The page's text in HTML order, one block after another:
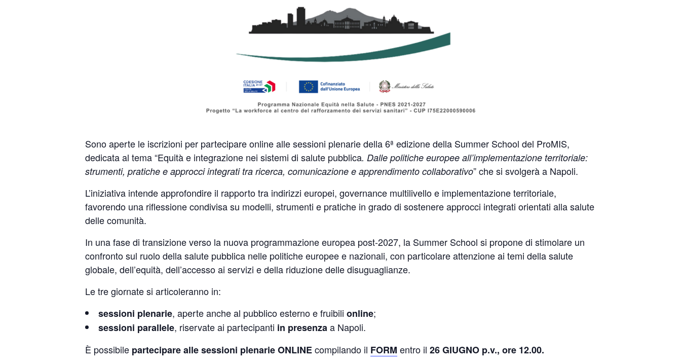
Sono aperte le iscrizioni per partecipare online alle sessioni plenarie della6ª edizione della Summer School del ProMIS,
dedicata al tema “Equità e integrazione nei sistemi di salute pubblica. Dalle politiche europee all’implementazione territoriale:
strumenti, pratiche e approcci integrati tra ricerca, comunicazione e apprendimento collaborativo” che si svolgerà a Napoli.
L’iniziativa intende approfondire il rapporto tra indirizzi europei, governance multilivello e implementazione territoriale,
favorendo una riflessione condivisa su modelli, strumenti e pratiche in grado di sostenere approcci integrati orientati alla salute
delle comunità.
In una fase di transizione verso la nuova programmazione europea post-2027, la Summer School si propone di stimolare un
confronto sul ruolo della salute pubblica nelle politiche europee e nazionali, con particolare attenzione ai temi della salute
globale, dell’equità, dell’accesso ai servizi e della riduzione delle disuguaglianze.
Le tre giornate si articoleranno in:
sessioni plenarie, aperte anche al pubblico esterno e fruibili online;
sessioni parallele, riservate ai partecipanti in presenzaa Napoli.
È possibile partecipare alle sessioni plenarie ONLINEcompilando il FORM entro il 26 GIUGNO p.v., ore 12.00.